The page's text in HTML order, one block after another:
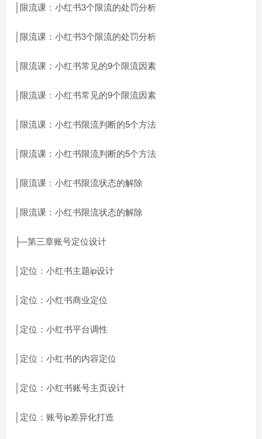
│限流课：小红书3个限流的处罚分析
│限流课：小红书3个限流的处罚分析
│限流课：小红书常见的9个限流因素
│限流课：小红书常见的9个限流因素
│限流课：小红书限流判断的5个方法
│限流课：小红书限流判断的5个方法
│限流课：小红书限流状态的解除
│限流课：小红书限流状态的解除
├─第三章账号定位设计
│定位：小红书主题ip设计
│定位：小红书商业定位
│定位：小红书平台调性
│定位：小红书的内容定位
│定位：小红书账号主页设计
│定位：账号ip差异化打造